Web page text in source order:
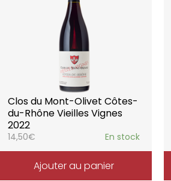
Clos du Mont-Olivet Côtes-
du-Rhône Vieilles Vignes
2022
14,50€ En stock
Ajouter au panier